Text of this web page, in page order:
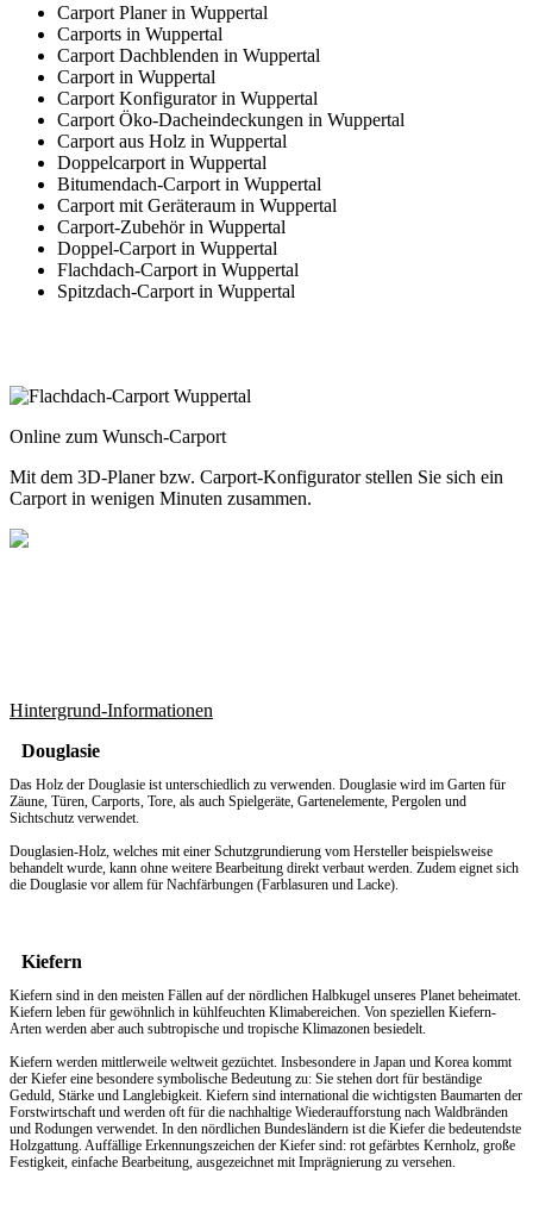
Carport Planer in Wuppertal
Carports in Wuppertal
Carport Dachblenden in Wuppertal
Carport in Wuppertal
Carport Konfigurator in Wuppertal
Carport Öko-Dacheindeckungen in Wuppertal
Carport aus Holz in Wuppertal
Doppelcarport in Wuppertal
Bitumendach-Carport in Wuppertal
Carport mit Geräteraum in Wuppertal
Carport-Zubehör in Wuppertal
Doppel-Carport in Wuppertal
Flachdach-Carport in Wuppertal
Spitzdach-Carport in Wuppertal
Online zum Wunsch-Carport
Mit dem 3D-Planerbzw. Carport-Konfiguratorstellen Sie sich ein
Carport in wenigen Minuten zusammen.
Hintergrund-Informationen
Douglasie
Das Holz der Douglasie ist unterschiedlich zu verwenden. Douglasie wird im Garten für
Zäune, Türen, Carports, Tore, als auch Spielgeräte, Gartenelemente, Pergolen und
Sichtschutz verwendet.
Douglasien-Holz, welches mit einer Schutzgrundierung vom Hersteller beispielsweise
behandelt wurde, kann ohne weitere Bearbeitung direkt verbaut werden. Zudem eignet sich
die Douglasie vor allem für Nachfärbungen (Farblasuren und Lacke).
Kiefern
Kiefern sind in den meisten Fällen auf der nördlichen Halbkugel unseres Planet beheimatet.
Kiefern leben für gewöhnlich in kühlfeuchten Klimabereichen. Von speziellen Kiefern-
Arten werden aber auch subtropische und tropische Klimazonen besiedelt.
Kiefern werden mittlerweile weltweit gezüchtet. Insbesondere in Japan und Korea kommt
der Kiefer eine besondere symbolische Bedeutung zu: Sie stehen dort für beständige
Geduld, Stärke und Langlebigkeit. Kiefern sind international die wichtigsten Baumarten der
Forstwirtschaft und werden oft für die nachhaltige Wiederaufforstung nach Waldbränden
und Rodungen verwendet. In den nördlichen Bundesländern ist die Kiefer die bedeutendste
Holzgattung. Auffällige Erkennungszeichen der Kiefer sind: rot gefärbtes Kernholz, große
Festigkeit, einfache Bearbeitung, ausgezeichnet mit Imprägnierung zu versehen.